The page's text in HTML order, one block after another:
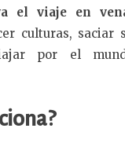
el viaje en
culturas, saciar
por el